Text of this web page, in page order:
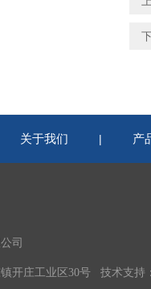
关于我们 | 产
司
开庄工业区30号 技术支持：